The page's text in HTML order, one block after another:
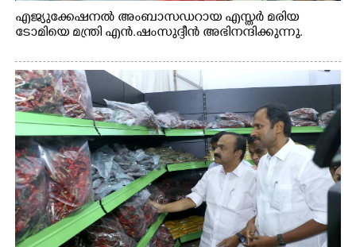
എജ്യുക്കേഷനൽ അംബാസഡറായ എസ്തർ മരിയ
ടോമിയെ മന്ത്രി എൻ.ഷംസുദ്ദീൻ അഭിനന്ദിക്കുന്നു.